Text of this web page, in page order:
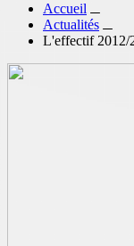
Accueil
Actualités
L'effectif 2012/